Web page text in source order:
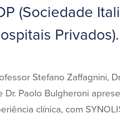
(Sociedade
Privados).
Stefano Zaffagnini,
Paolo Bulgheroni
clínica, com